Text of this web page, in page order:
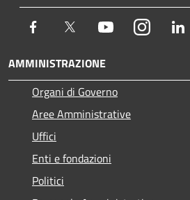
Facebook Twitter YoutubeInstagram
AMMINISTRAZIONE
Organi di Governo
Aree Amministrative
Uffici
Enti e fondazioni
Politici